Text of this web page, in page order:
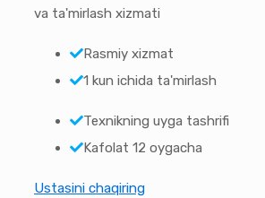
va ta'mirlash xizmati
Rasmiy xizmat
1 kun ichida ta'mirlash
Texnikning uyga tashrifi
Kafolat 12 oygacha
Ustasini chaqiring